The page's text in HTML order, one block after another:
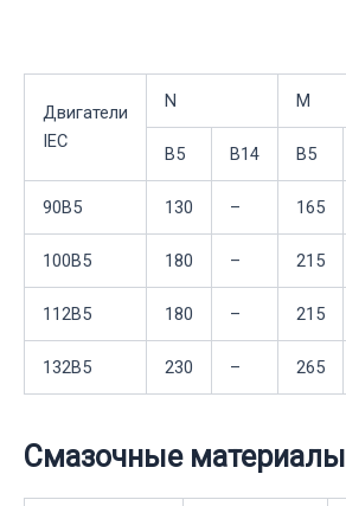
Двигатели
IEC
N M
B5 B14 B5
90B5 130 – 165
100B5 180 – 215
112B5 180 – 215
132B5 230 – 265
Смазочные материалы